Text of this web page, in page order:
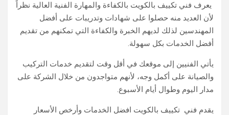
يعرف فني تكييف بالكويت بالكفاءة والمهارة الفنية العالية نظراً
لأن العديد منه حصلوا على شهادات وتدريبات على أفضل
المهندسين لذلك لديهم الخبرة والكفاءة التي تمكنهم من تقديم
أفضل الخدمات بكل سهولة.
يأتي الفنيين إلى موقعك في أقل وقت لتقديم خدمات التركيب
والصيانة على أكمل وجه، لأنهم متواجدون من خلال الشركة على
مدار اليوم وطوال أيام الأسبوع.
يقدم فني تكييف بالكويت افضل الخدمات وأرخص الأسعار